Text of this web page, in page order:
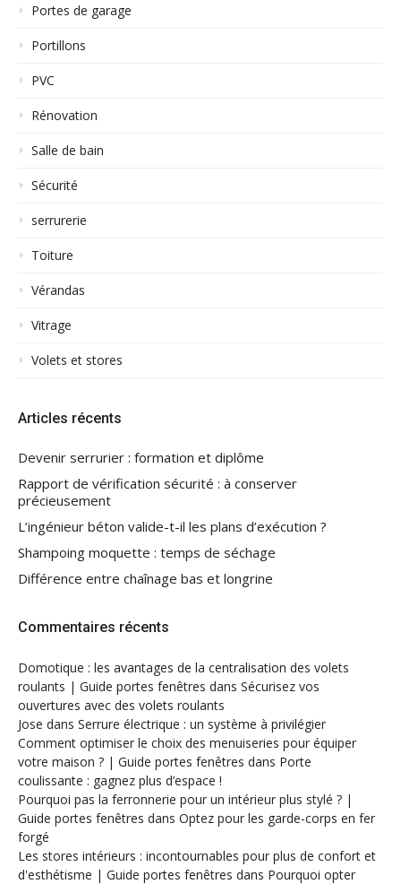
Portes de garage
Portillons
PVC
Rénovation
Salle de bain
Sécurité
serrurerie
Toiture
Vérandas
Vitrage
Volets et stores
Articles récents
Devenir serrurier : formation et diplôme
Rapport de vérification sécurité : à conserver
précieusement
L’ingénieur béton valide-t-il les plans d’exécution ?
Shampoing moquette : temps de séchage
Différence entre chaînage bas et longrine
Commentaires récents
Domotique : les avantages de la centralisation des volets
roulants | Guide portes fenêtres dans Sécurisez vos
ouvertures avec des volets roulants
Jose dans Serrure électrique : un système à privilégier
Comment optimiser le choix des menuiseries pour équiper
votre maison ? | Guide portes fenêtres dans Porte
coulissante : gagnez plus d’espace !
Pourquoi pas la ferronnerie pour un intérieur plus stylé ? |
Guide portes fenêtres dans Optez pour les garde-corps en fer
forgé
Les stores intérieurs : incontournables pour plus de confort et
d'esthétisme | Guide portes fenêtres dans Pourquoi opter